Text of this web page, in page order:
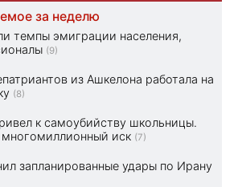
за неделю
темпы эмиграции населения,
(9)
из Ашкелона работала на
(8)
к самоубийству школьницы.
иск (7)
запланированные удары по Ирану